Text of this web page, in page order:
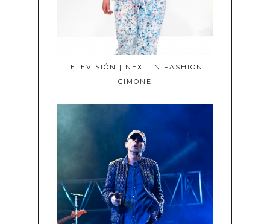
TELEVISIÓN | NEXT IN FASHION:
CIMONE